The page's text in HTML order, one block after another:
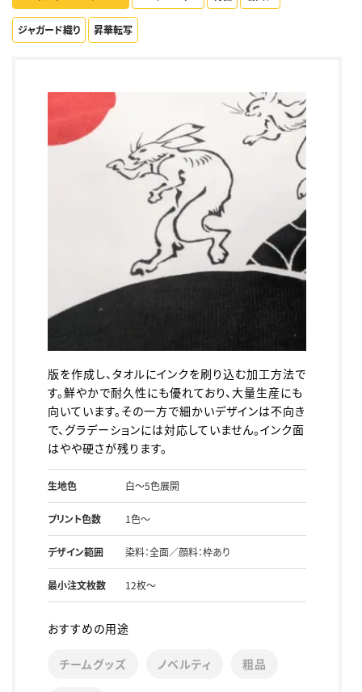
ジャガード織り 昇華転写
版を作成し、タオルにインクを刷り込む加工方法で
す。鮮やかで耐久性にも優れており、大量生産にも
向いています。その一方で細かいデザインは不向き
で、グラデーションには対応していません。インク面
はやや硬さが残ります。
生地色 白～5色展開
プリント色数 1色～
デザイン範囲 染料：全面／顔料：枠あり
最小注文枚数 12枚～
おすすめの用途
チームグッズ ノベルティ 粗品